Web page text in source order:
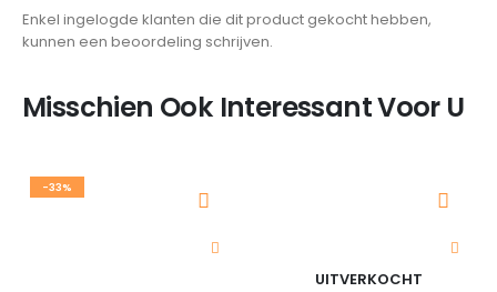
Enkel ingelogde klanten die dit product gekocht hebben,
kunnen een beoordeling schrijven.
Misschien Ook Interessant Voor U
-33%
UITVERKOCHT